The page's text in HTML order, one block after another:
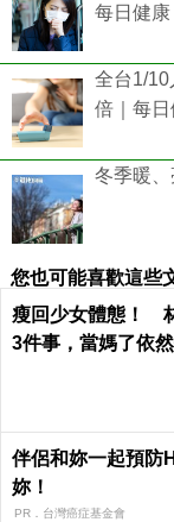
每日健
全台1/
倍｜每
冬季暖
您也可能喜歡這些
瘦回少女體態！
3件事，當媽了依
伴侶和妳一起預防
妳！
PR．台灣癌症基金會